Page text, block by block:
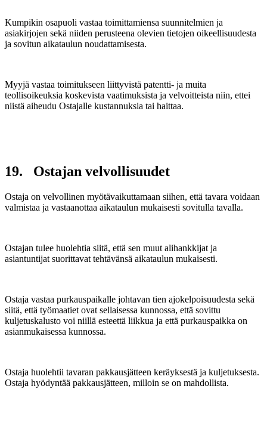
Kumpikin osapuoli vastaa toimittamiensa suunnitelmien ja
asiakirjojen sekä niiden perusteena olevien tietojen oikeellisuudesta
ja sovitun aikataulun noudattamisesta.
Myyjä vastaa toimitukseen liittyvistä patentti- ja muita
teollisoikeuksia koskevista vaatimuksista ja velvoitteista niin, ettei
niistä aiheudu Ostajalle kustannuksia tai haittaa.
19. Ostajan velvollisuudet
Ostaja on velvollinen myötävaikuttamaan siihen, että tavara voidaan
valmistaa ja vastaanottaa aikataulun mukaisesti sovitulla tavalla.
Ostajan tulee huolehtia siitä, että sen muut alihankkijat ja
asiantuntijat suorittavat tehtävänsä aikataulun mukaisesti.
Ostaja vastaa purkauspaikalle johtavan tien ajokelpoisuudesta sekä
siitä, että työmaatiet ovat sellaisessa kunnossa, että sovittu
kuljetuskalusto voi niillä esteettä liikkua ja että purkauspaikka on
asianmukaisessa kunnossa.
Ostaja huolehtii tavaran pakkausjätteen keräyksestä ja kuljetuksesta.
Ostaja hyödyntää pakkausjätteen, milloin se on mahdollista.